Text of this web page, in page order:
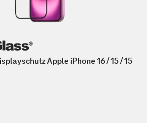
Apple iPhone 16 / 15 / 15